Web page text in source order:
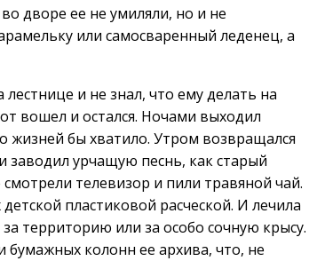
дворе ее не умиляли, но и не
или самосваренный леденец, а
и не знал, что ему делать на
вошел и остался. Ночами выходил
жизней бы хватило. Утром возвращался
заводил урчащую песнь, как старый
телевизор и пили травяной чай.
пластиковой расческой. И лечила
территорию или за особо сочную крысу.
бумажных колонн ее архива, что, не